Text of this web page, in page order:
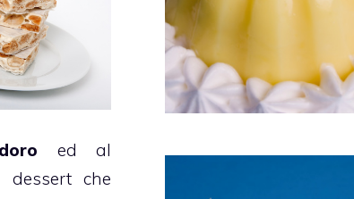
ed al
che